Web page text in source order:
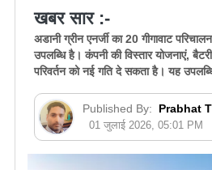
खबर सार :-
अडानी ग्रीन एनर्जी का 20 गीगावाट
उपलब्धि है। कंपनी की विस्तार योजनाएं,
परिवर्तन को नई गति दे सकता है। यह
Published By: Prabhat
01 जुलाई 2026, 05:01 PM